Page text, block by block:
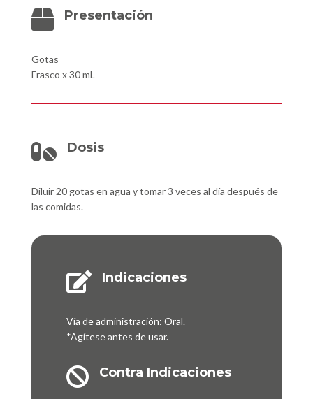
 Presentación
Gotas
Frasco x 30 mL
 Dosis
Diluir 20 gotas en agua y tomar 3 veces al día después de
las comidas.
 Indicaciones
Vía de administración: Oral.
*Agítese antes de usar.
 Contra Indicaciones